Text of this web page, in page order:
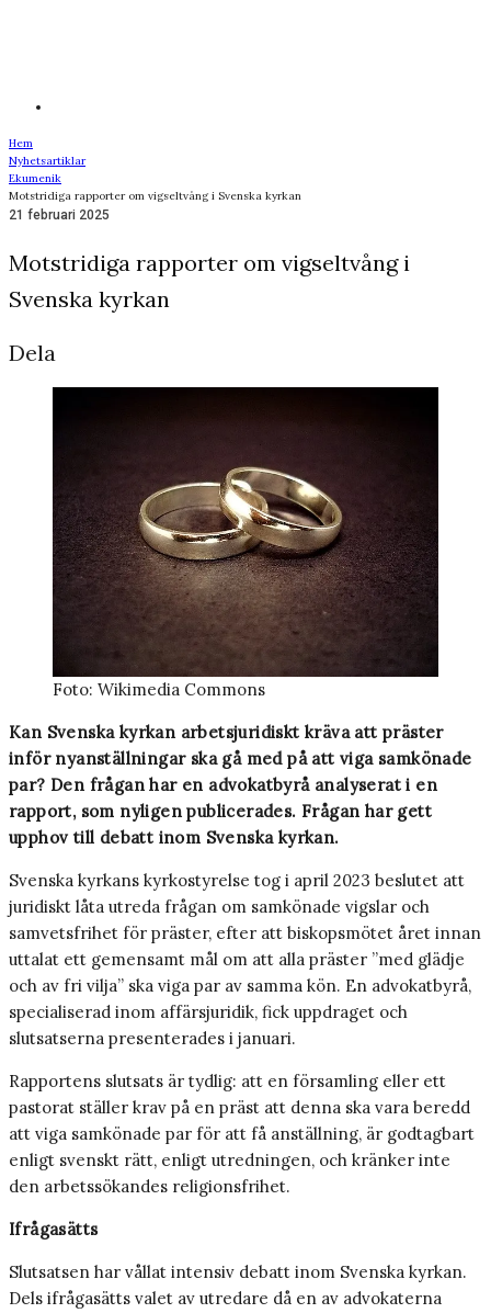
Hem
Nyhetsartiklar
Ekumenik
Motstridiga rapporter om vigseltvång i Svenska kyrkan
21 februari 2025
Motstridiga rapporter om vigseltvång i
Svenska kyrkan
Dela
Foto: Wikimedia Commons
Kan Svenska kyrkan arbetsjuridiskt kräva att präster
inför nyanställningar ska gå med på att viga samkönade
par? Den frågan har en advokatbyrå analyserat i en
rapport, som nyligen publicerades. Frågan har gett
upphov till debatt inom Svenska kyrkan.
Svenska kyrkans kyrkostyrelse tog i april 2023 beslutet att
juridiskt låta utreda frågan om samkönade vigslar och
samvetsfrihet för präster, efter att biskopsmötet året innan
uttalat ett gemensamt mål om att alla präster ”med glädje
och av fri vilja” ska viga par av samma kön. En advokatbyrå,
specialiserad inom affärsjuridik, fick uppdraget och
slutsatserna presenterades i januari.
Rapportens slutsats är tydlig: att en församling eller ett
pastorat ställer krav på en präst att denna ska vara beredd
att viga samkönade par för att få anställning, är godtagbart
enligt svenskt rätt, enligt utredningen, och kränker inte
den arbetssökandes religionsfrihet.
Ifrågasätts
Slutsatsen har vållat intensiv debatt inom Svenska kyrkan.
Dels ifrågasätts valet av utredare då en av advokaterna